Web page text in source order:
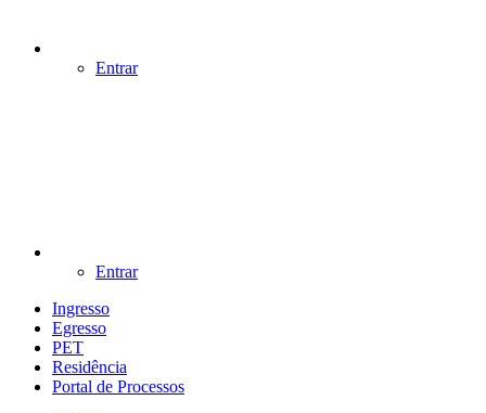
Entrar
Entrar
Ingresso
Egresso
PET
Residência
Portal de Processos